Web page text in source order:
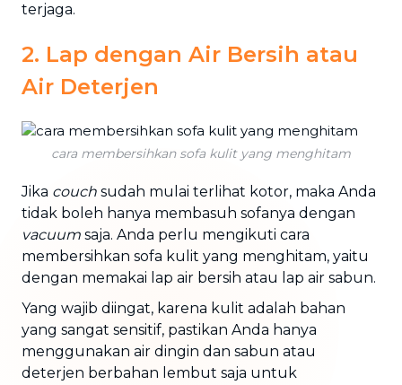
terjaga.
2. Lap dengan Air Bersih atau
Air Deterjen
cara membersihkan sofa kulit yang menghitam
Jika couch sudah mulai terlihat kotor, maka Anda
tidak boleh hanya membasuh sofanya dengan
vacuum saja. Anda perlu mengikuti cara
membersihkan sofa kulit yang menghitam, yaitu
dengan memakai lap air bersih atau lap air sabun.
Yang wajib diingat, karena kulit adalah bahan
yang sangat sensitif, pastikan Anda hanya
menggunakan air dingin dan sabun atau
deterjen berbahan lembut saja untuk